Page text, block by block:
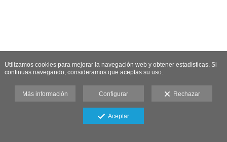
Utilizamos cookies para mejorar la navegación web y obtener estadísticas. Si
continuas navegando, consideramos que aceptas su uso.
Más información Configurar Rechazar
Aceptar